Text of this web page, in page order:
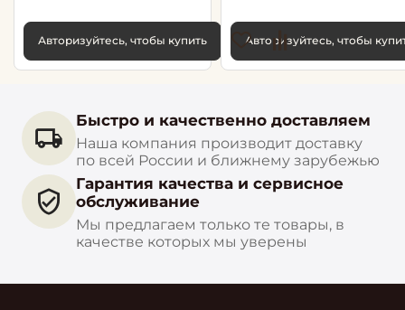
Авторизуйтесь, чтобы купить Авторизуйтесь, чтобы
Быстро и качественно доставляем
Наша компания производит доставку
по всей России и ближнему зарубежью
Гарантия качества и сервисное
обслуживание
Мы предлагаем только те товары, в
качестве которых мы уверены